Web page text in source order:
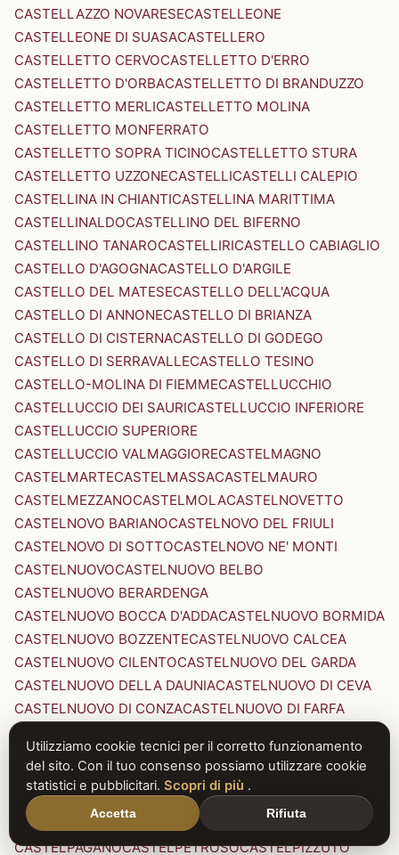
CASTELLAZZO NOVARESECASTELLEONE
CASTELLEONE DI SUASACASTELLERO
CASTELLETTO CERVOCASTELLETTO D'ERRO
CASTELLETTO D'ORBACASTELLETTO DI BRANDUZZO
CASTELLETTO MERLICASTELLETTO MOLINA
CASTELLETTO MONFERRATO
CASTELLETTO SOPRA TICINOCASTELLETTO STURA
CASTELLETTO UZZONECASTELLICASTELLI CALEPIO
CASTELLINA IN CHIANTICASTELLINA MARITTIMA
CASTELLINALDOCASTELLINO DEL BIFERNO
CASTELLINO TANAROCASTELLIRICASTELLO CABIAGLIO
CASTELLO D'AGOGNACASTELLO D'ARGILE
CASTELLO DEL MATESECASTELLO DELL'ACQUA
CASTELLO DI ANNONECASTELLO DI BRIANZA
CASTELLO DI CISTERNACASTELLO DI GODEGO
CASTELLO DI SERRAVALLECASTELLO TESINO
CASTELLO-MOLINA DI FIEMMECASTELLUCCHIO
CASTELLUCCIO DEI SAURICASTELLUCCIO INFERIORE
CASTELLUCCIO SUPERIORE
CASTELLUCCIO VALMAGGIORECASTELMAGNO
CASTELMARTECASTELMASSACASTELMAURO
CASTELMEZZANOCASTELMOLACASTELNOVETTO
CASTELNOVO BARIANOCASTELNOVO DEL FRIULI
CASTELNOVO DI SOTTOCASTELNOVO NE' MONTI
CASTELNUOVOCASTELNUOVO BELBO
CASTELNUOVO BERARDENGA
CASTELNUOVO BOCCA D'ADDACASTELNUOVO BORMIDA
CASTELNUOVO BOZZENTECASTELNUOVO CALCEA
CASTELNUOVO CILENTOCASTELNUOVO DEL GARDA
CASTELNUOVO DELLA DAUNIACASTELNUOVO DI CEVA
CASTELNUOVO DI CONZACASTELNUOVO DI FARFA
CASTELNUOVO DI PORTO CASTELNUOVO DON BOSCO
CASTELNUOVO MAGRACASTELNUOVO NIGRA
CASTELNUOVO PARANOCASTELNUOVO RANGONE
CASTELNUOVO SCRIVIA
CASTELNUOVO VAL DI CECINA
CASTELPAGANOCASTELPETROSOCASTELPIZZUTO
Utilizziamo cookie tecnici per il corretto funzionamento
del sito. Con il tuo consenso possiamo utilizzare cookie
statistici e pubblicitari. Scopri di più .
Accetta Rifiuta